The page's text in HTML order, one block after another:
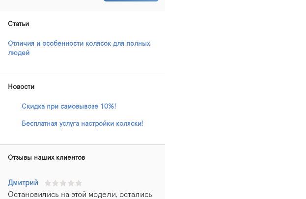
Статьи
Отличия и особенности колясок для полных
людей
Новости
Скидка при самовывозе 10%!
Бесплатная услуга настройки коляски!
Отзывы наших клиентов
Дмитрий
Остановились на этой модели, остались